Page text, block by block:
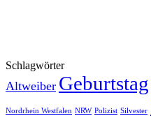
Schlagwörter
Altweiber Geburtstag
Nordrhein Westfalen NRW Polizist Silvester